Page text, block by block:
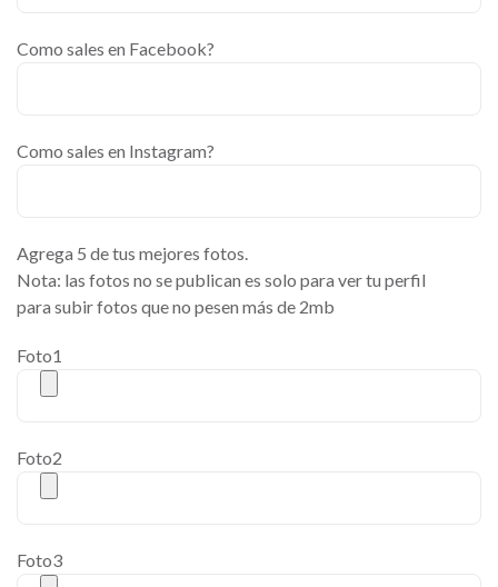
Como sales en Facebook?
Como sales en Instagram?
Agrega 5 de tus mejores fotos.
Nota: las fotos no se publican es solo para ver tu perfil
para subir fotos que no pesen más de 2mb
Foto1
Foto2
Foto3